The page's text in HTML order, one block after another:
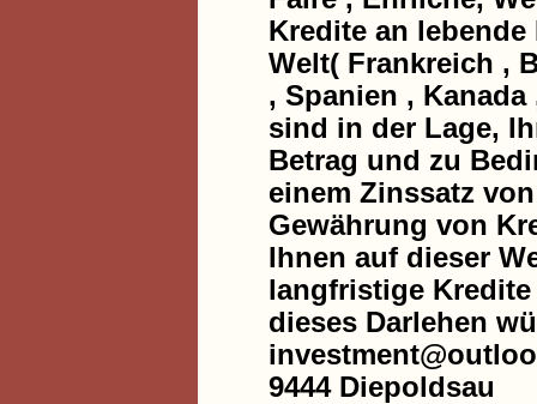
Kredite an
Welt( Frankreich ,
, Spanien ,
sind in der Lage,
Betrag und zu
einem Zinssatz
Gewährung von
Ihnen auf dieser
langfristige Kredite
dieses Darlehen
9444 Diepoldsau